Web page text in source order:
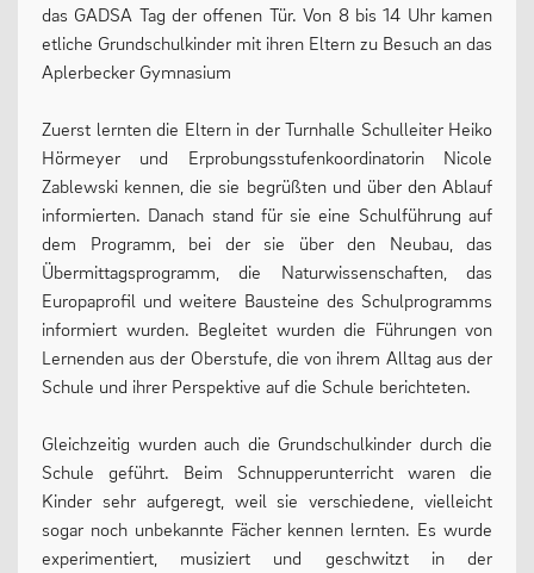
LEBEN
13plus Nachmittagsangebot
Austausche und Fahrten
Europa
Berufliche Orientierung
Beratung
LERNEN
Fächer
das GADSA Tag der offenen Tür. Von 8 bis 14 Uhr kamen
etliche Grundschulkinder mit ihren Eltern zu Besuch an das
Aplerbecker Gymnasium
Zuerst lernten die Eltern in der Turnhalle Schulleiter Heiko
Hörmeyer und Erprobungsstufenkoordinatorin Nicole
Zablewski kennen, die sie begrüßten und über den Ablauf
informierten. Danach stand für sie eine Schulführung auf
dem Programm, bei der sie über den Neubau, das
Übermittagsprogramm, die Naturwissenschaften, das
Europaprofil und weitere Bausteine des Schulprogramms
informiert wurden. Begleitet wurden die Führungen von
Lernenden aus der Oberstufe, die von ihrem Alltag aus der
Schule und ihrer Perspektive auf die Schule berichteten.
Gleichzeitig wurden auch die Grundschulkinder durch die
Schule geführt. Beim Schnupperunterricht waren die
Kinder sehr aufgeregt, weil sie verschiedene, vielleicht
sogar noch unbekannte Fächer kennen lernten. Es wurde
experimentiert, musiziert und geschwitzt in der